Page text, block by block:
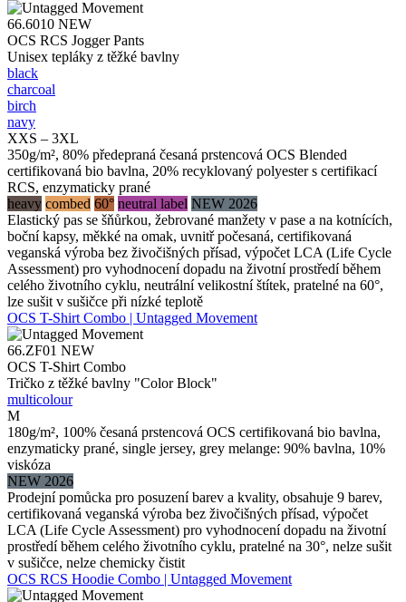
66.6010 NEW
OCS RCS Jogger Pants
Unisex tepláky z těžké bavlny
black
charcoal
birch
navy
XXS – 3XL
350g/m², 80% předepraná česaná prstencová OCS Blended
certifikovaná bio bavlna, 20% recyklovaný polyester s certifikací
RCS, enzymaticky prané
heavy combed 60° neutral label NEW 2026
Elastický pas se šňůrkou, žebrované manžety v pase a na kotnících,
boční kapsy, měkké na omak, uvnitř počesaná, certifikovaná
veganská výroba bez živočišných přísad, výpočet LCA (Life Cycle
Assessment) pro vyhodnocení dopadu na životní prostředí během
celého životního cyklu, neutrální velikostní štítek, pratelné na 60°,
lze sušit v sušičce při nízké teplotě
OCS T-Shirt Combo | Untagged Movement
66.ZF01 NEW
OCS T-Shirt Combo
Tričko z těžké bavlny "Color Block"
multicolour
M
180g/m², 100% česaná prstencová OCS certifikovaná bio bavlna,
enzymaticky prané, single jersey, grey melange: 90% bavlna, 10%
viskóza
NEW 2026
Prodejní pomůcka pro posuzení barev a kvality, obsahuje 9 barev,
certifikovaná veganská výroba bez živočišných přísad, výpočet
LCA (Life Cycle Assessment) pro vyhodnocení dopadu na životní
prostředí během celého životního cyklu, pratelné na 30°, nelze sušit
v sušičce, nelze chemicky čistit
OCS RCS Hoodie Combo | Untagged Movement